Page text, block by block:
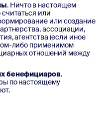
. Ничто в настоящем
или
или создание
ассоциации,
агентства (если иное
либо применимом
отношений между
бенефициаров.
по настоящему